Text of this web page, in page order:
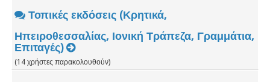
Τοπικές εκδόσεις (Κρητικά,
Ηπειροθεσσαλίας, Ιονική Τράπεζα, Γραμμάτια,
Επιταγές)
(14 χρήστες παρακολουθούν)